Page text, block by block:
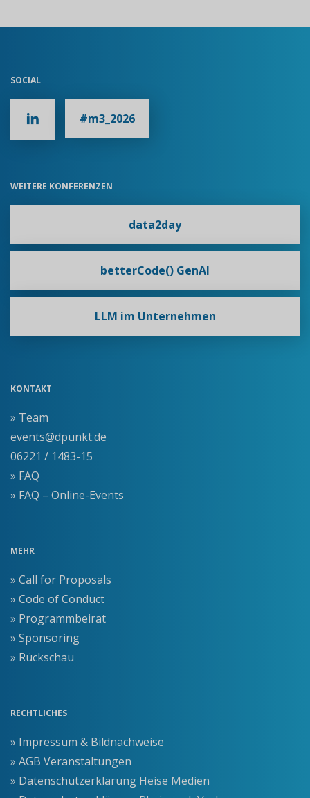
SOCIAL
#m3_2026
WEITERE KONFERENZEN
data2day
betterCode() GenAI
LLM im Unternehmen
KONTAKT
» Team
events@dpunkt.de
06221 / 1483-15
» FAQ
» FAQ – Online-Events
MEHR
» Call for Proposals
» Code of Conduct
» Programmbeirat
» Sponsoring
» Rückschau
RECHTLICHES
» Impressum & Bildnachweise
» AGB Veranstaltungen
» Datenschutzerklärung Heise Medien